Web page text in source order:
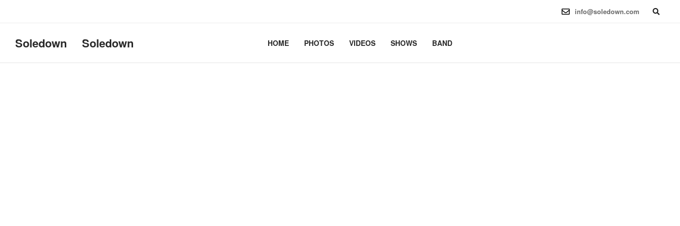
Uname:Linux d69bffeef052 6.12.41+deb13-cloud-amd64 #1 SMP PREEMPT_DYNAMIC Debian 6.12.41-1 (2025-08-12) x86_64info@soledown.com
Soledown Soledown HOME PHOTOS VIDEOS SHOWS BAND